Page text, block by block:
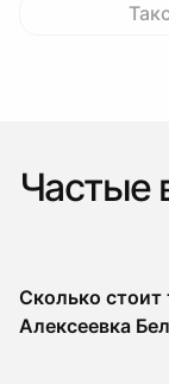
Частые
Сколько
Алексеевка